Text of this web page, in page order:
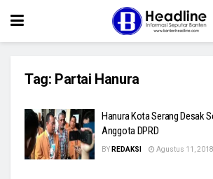
Tag: Partai Hanura
Hanura Kota Serang Desak
Anggota DPRD
BY REDAKSI Agustus 11, 2018